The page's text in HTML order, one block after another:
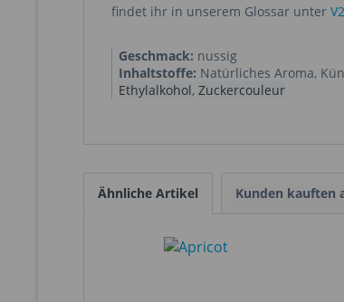
findet ihr in unserem Glossar unter
Geschmack: nussig
Inhaltstoffe: Natürliches Aroma,
Ethylalkohol, Zuckercouleur
Ähnliche Artikel Kunden kauften